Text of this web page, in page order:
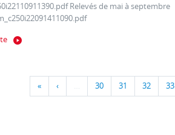
Relevés de mai à septembre
« ‹ … 30 31 32 33